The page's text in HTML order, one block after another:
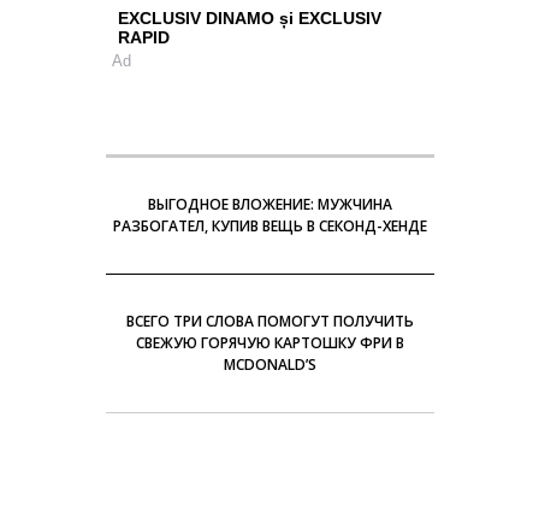
EXCLUSIV DINAMO și EXCLUSIV
RAPID
Ad
ВЫГОДНОЕ ВЛОЖЕНИЕ: МУЖЧИНА
РАЗБОГАТЕЛ, КУПИВ ВЕЩЬ В СЕКОНД-ХЕНДЕ
ВСЕГО ТРИ СЛОВА ПОМОГУТ ПОЛУЧИТЬ
СВЕЖУЮ ГОРЯЧУЮ КАРТОШКУ ФРИ В
MCDONALD’S